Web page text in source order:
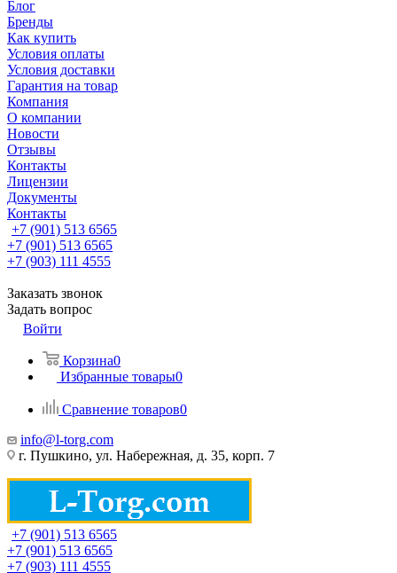
Блог
Бренды
Как купить
Условия оплаты
Условия доставки
Гарантия на товар
Компания
О компании
Новости
Отзывы
Контакты
Лицензии
Документы
Контакты
+7 (901) 513 6565
+7 (901) 513 6565
+7 (903) 111 4555
Заказать звонок
Задать вопрос
Войти
Корзина0
Избранные товары0
Сравнение товаров0
info@l-torg.com
г. Пушкино, ул. Набережная, д. 35, корп. 7
+7 (901) 513 6565
+7 (901) 513 6565
+7 (903) 111 4555